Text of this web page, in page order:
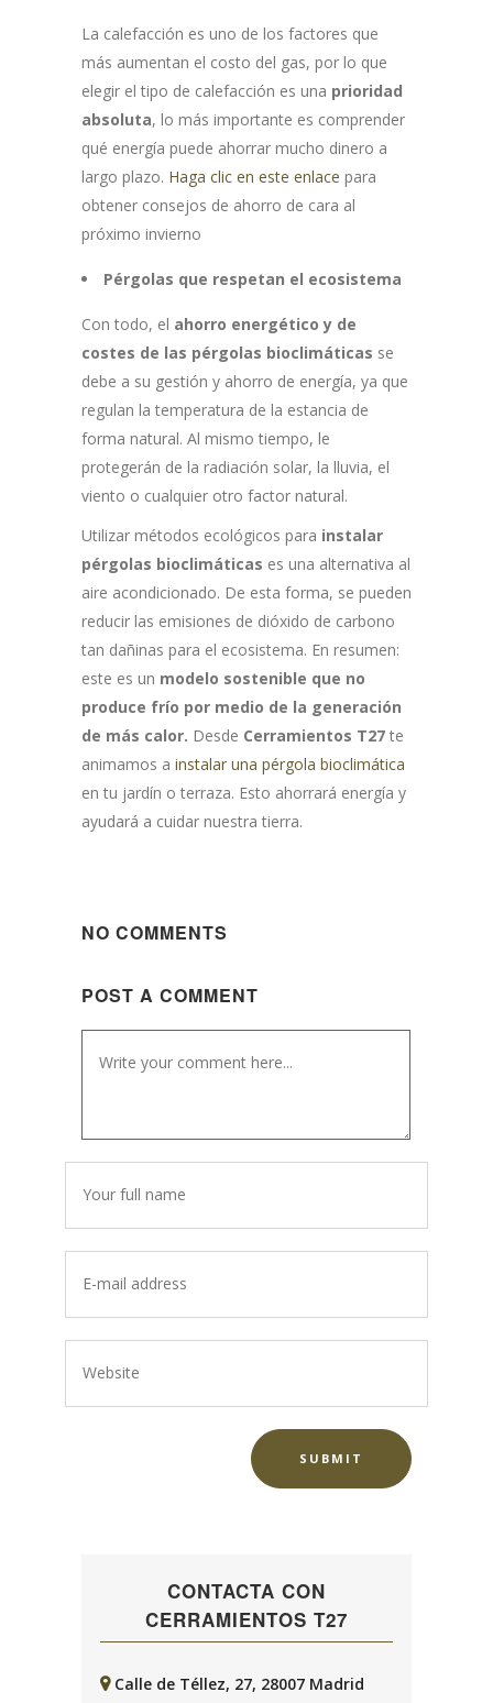
La calefacción es uno de los factores que
más aumentan el costo del gas, por lo que
elegir el tipo de calefacción es una prioridad
absoluta, lo más importante es comprender
qué energía puede ahorrar mucho dinero a
largo plazo. Haga clic en este enlace para
obtener consejos de ahorro de cara al
próximo invierno
Pérgolas que respetan el ecosistema
Con todo, el ahorro energético y de
costes de las pérgolas bioclimáticas se
debe a su gestión y ahorro de energía, ya que
regulan la temperatura de la estancia de
forma natural. Al mismo tiempo, le
protegerán de la radiación solar, la lluvia, el
viento o cualquier otro factor natural.
Utilizar métodos ecológicos para instalar
pérgolas bioclimáticas es una alternativa al
aire acondicionado. De esta forma, se pueden
reducir las emisiones de dióxido de carbono
tan dañinas para el ecosistema. En resumen:
este es un modelo sostenible que no
produce frío por medio de la generación
de más calor. Desde Cerramientos T27 te
animamos a instalar una pérgola bioclimática
en tu jardín o terraza. Esto ahorrará energía y
ayudará a cuidar nuestra tierra.
NO COMMENTS
POST A COMMENT
CONTACTA CON
CERRAMIENTOS T27
Calle de Téllez, 27, 28007 Madrid